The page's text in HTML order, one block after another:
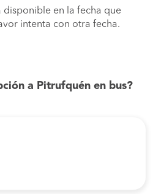
disponible en la fecha que
intenta con otra fecha.
a Pitrufquén en bus?